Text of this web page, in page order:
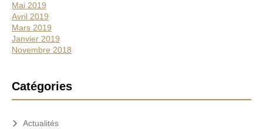
Mai 2019
Avril 2019
Mars 2019
Janvier 2019
Novembre 2018
Catégories
Actualités